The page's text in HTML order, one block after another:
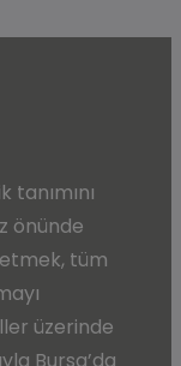
tanımını
önünde
tüm
üzerinde
Bursa’da